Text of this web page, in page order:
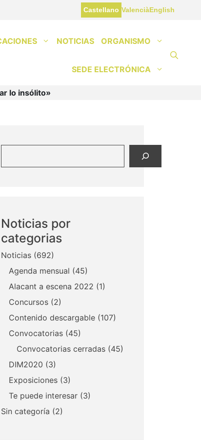
Castellano ValenciàEnglish
NOTICIAS ORGANISMO
SEDE ELECTRÓNICA
lo insólito»
Noticias por
categorias
Noticias (692)
Agenda mensual (45)
Alacant a escena 2022 (1)
Concursos (2)
Contenido descargable (107)
Convocatorias (45)
Convocatorias cerradas (45)
DIM2020 (3)
Exposiciones (3)
Te puede interesar (3)
Sin categoría (2)